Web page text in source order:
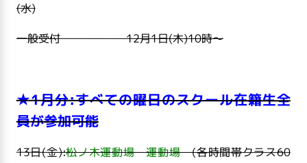
(水)
一般受付 12月1日(木)10時～
★1月分:すべての曜日のスクール在籍生全
員が参加可能
13日(金):松ノ木運動場 運動場(各時間帯クラス60